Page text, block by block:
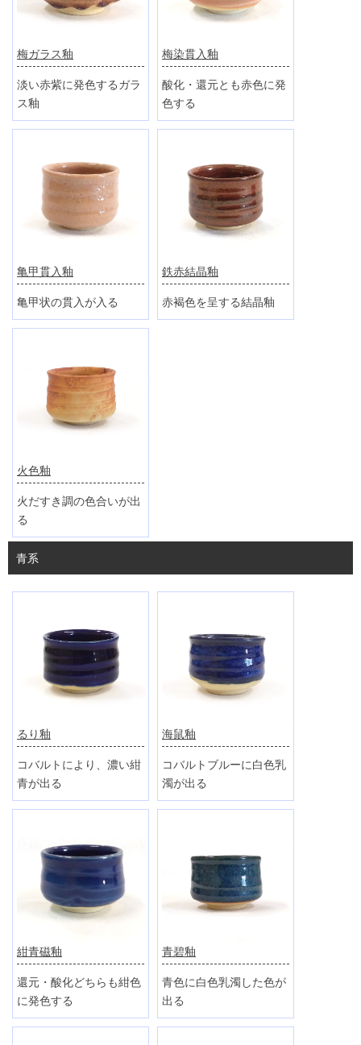
梅ガラス釉
淡い赤紫に発色するガラ
ス釉
梅染貫入釉
酸化・還元とも赤色に発
色する
亀甲貫入釉
亀甲状の貫入が入る
鉄赤結晶釉
赤褐色を呈する結晶釉
火色釉
火だすき調の色合いが出
る
青系
るり釉
コバルトにより、濃い紺
青が出る
海鼠釉
コバルトブルーに白色乳
濁が出る
紺青磁釉
還元・酸化どちらも紺色
に発色する
青碧釉
青色に白色乳濁した色が
出る